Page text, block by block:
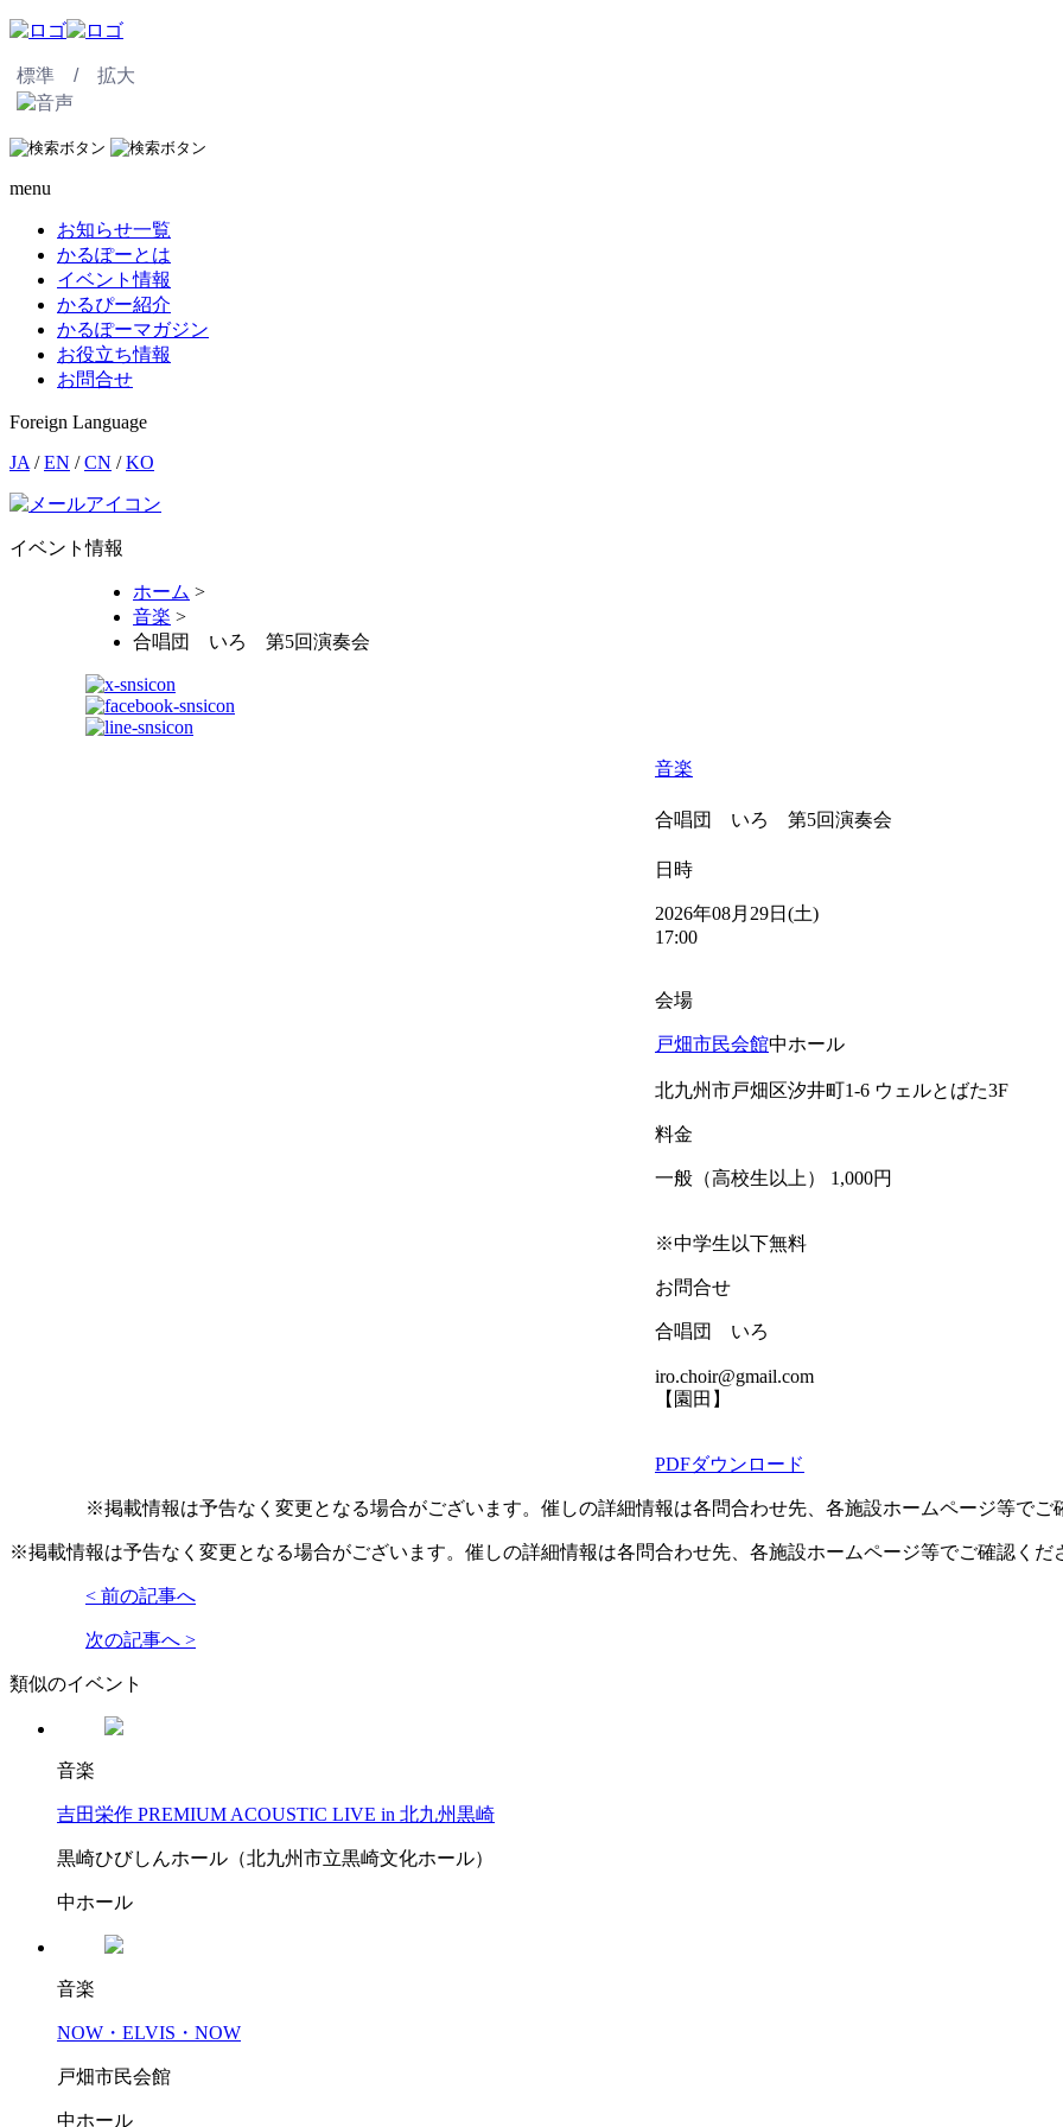
標準 / 拡大
menu
お知らせ一覧
かるぽーとは
イベント情報
かるぴー紹介
かるぽーマガジン
お役立ち情報
お問合せ
Foreign Language
JA /EN /CN /KO
イベント情報
ホーム >
音楽 >
合唱団 いろ 第5回演奏会
音楽
合唱団 いろ 第5回演奏会
日時
2026年08月29日(土)
17:00
会場
戸畑市民会館中ホール
北九州市戸畑区汐井町1-6 ウェルとばた3F
料金
一般（高校生以上） 1,000円
※中学生以下無料
お問合せ
合唱団 いろ
iro.choir@gmail.com
【園田】
PDFダウンロード
※掲載情報は予告なく変更となる場合がございます。催しの詳細情報は各問合わせ先、各施設ホームページ等でご
※掲載情報は予告なく変更となる場合がございます。催しの詳細情報は各問合わせ先、各施設ホームページ等でご確認くだ
< 前の記事へ
次の記事へ >
類似のイベント
音楽
吉田栄作 PREMIUM ACOUSTIC LIVE in 北九州黒崎
黒崎ひびしんホール（北九州市立黒崎文化ホール）
中ホール
音楽
NOW・ELVIS・NOW
戸畑市民会館
中ホール